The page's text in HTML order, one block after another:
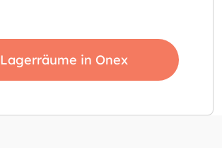
Lagerräume in Onex